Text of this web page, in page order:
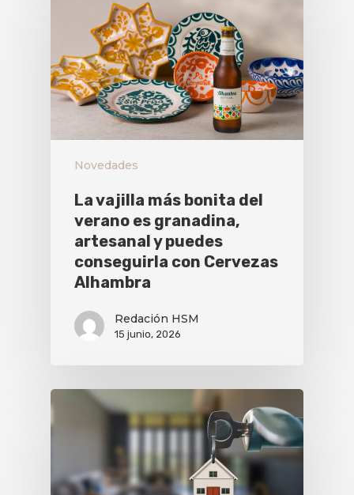
Novedades
La vajilla más bonita del
verano es granadina,
artesanal y puedes
conseguirla con Cervezas
Alhambra
Redación HSM
15 junio, 2026